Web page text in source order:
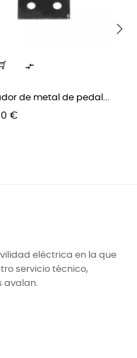

de metal de pedal...
€
eléctrica en la que
servicio técnico,
avalan.